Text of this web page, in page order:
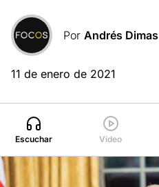
Por Andrés Dimas
11 de enero de 2021
Escuchar Video